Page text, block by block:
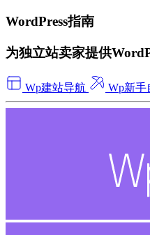
WordPress指南
为独立站卖家提供
Wp建站导航 Wp新手